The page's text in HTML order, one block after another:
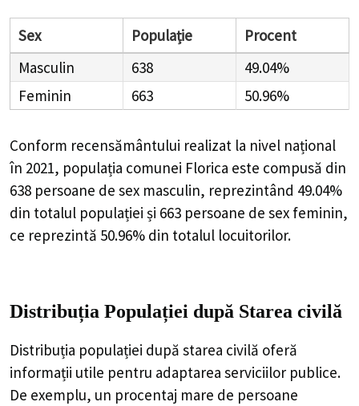
Sex Populație
Procent
Masculin
638
49.04%
Feminin
663 50.96%
Conform recensământului realizat la nivel național
în 2021, populația comunei Florica este compusă din
638 persoane de sex masculin, reprezintând 49.04%
din totalul populației și 663 persoane de sex feminin,
ce reprezintă 50.96% din totalul locuitorilor.
Distribuția Populației după Starea civilă
Distribuția populației după starea civilă oferă
informații utile pentru adaptarea serviciilor publice.
De exemplu, un procentaj mare de persoane